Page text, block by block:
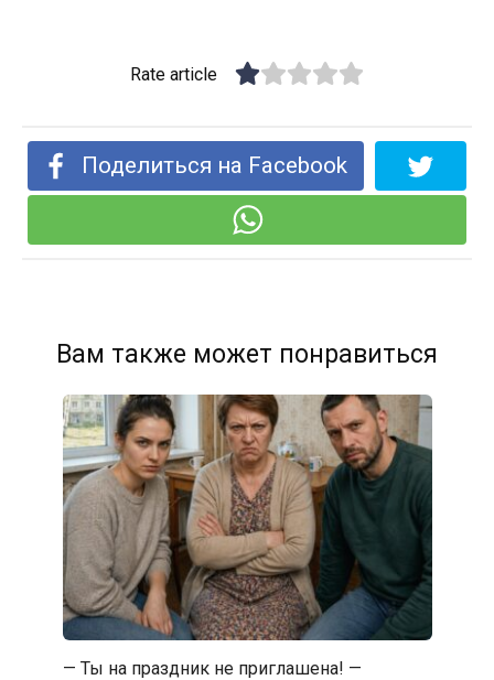
Rate article
Поделиться на Facebook
Вам также может понравиться
— Ты на праздник не приглашена! —